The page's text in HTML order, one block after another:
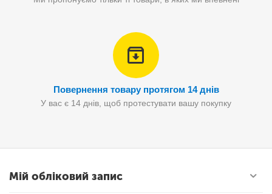
Повернення товару протягом 14 днів
У вас є 14 днів, щоб протестувати вашу покупку
Мій обліковий запис